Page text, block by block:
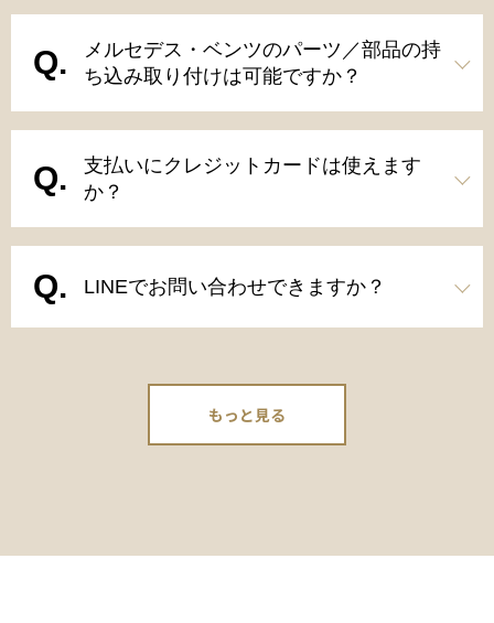
メルセデス・ベンツのパーツ／部品の持
ち込み取り付けは可能ですか？
支払いにクレジットカードは使えます
か？
LINEでお問い合わせできますか？
もっと見る